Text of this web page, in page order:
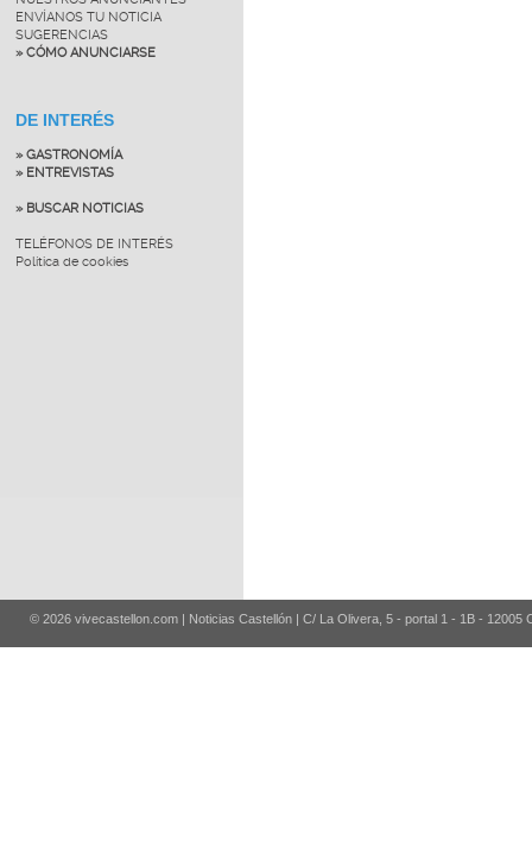
ENVÍANOS TU NOTICIA
SUGERENCIAS
» CÓMO ANUNCIARSE
DE INTERÉS
» GASTRONOMÍA
» ENTREVISTAS
» BUSCAR NOTICIAS
TELÉFONOS DE INTERÉS
Política de cookies
© 2026 vivecastellon.com | Noticias Castellón | C/ La Olivera, 5 - portal 1 - 1B - 12005